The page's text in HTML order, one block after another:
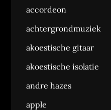
accordeon
achtergrondmuziek
akoestische gitaar
akoestische isolatie
andre hazes
apple